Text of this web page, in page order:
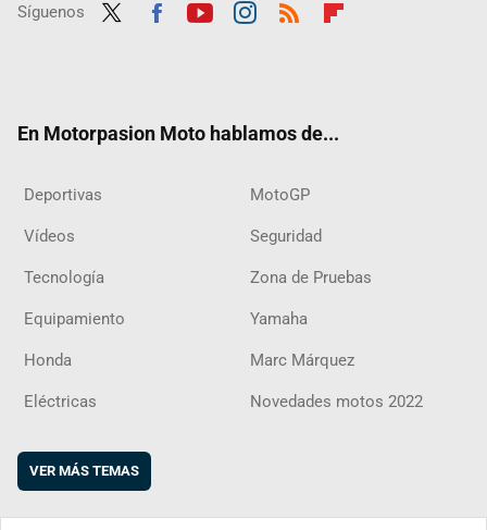
Síguenos
En Motorpasion Moto hablamos de...
Deportivas MotoGP
Vídeos Seguridad
Tecnología Zona de Pruebas
Equipamiento Yamaha
Honda Marc Márquez
Eléctricas Novedades motos 2022
VER MÁS TEMAS